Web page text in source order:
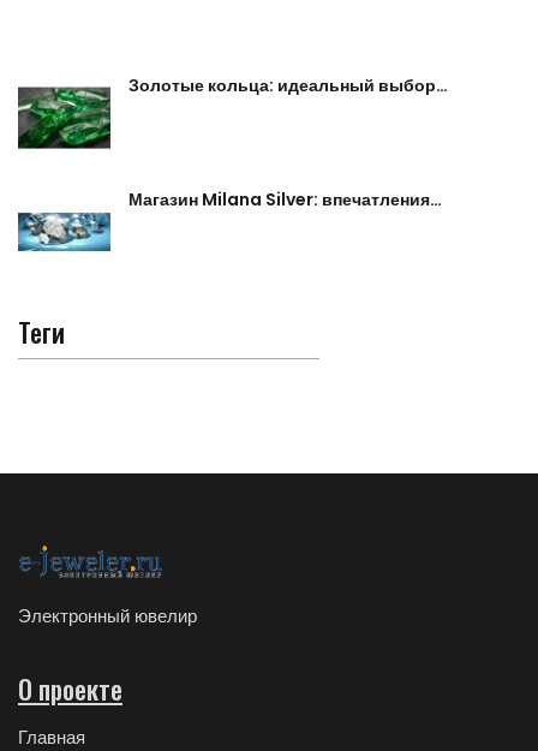
Золотые кольца: идеальный выбор…
Магазин Milana Silver: впечатления…
Теги
Электронный ювелир
О проекте
Главная